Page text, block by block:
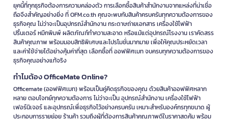
ยุคนี้ที่ทุกธุรกิจต้องการความคล่องตัว การเลือกซื้อสินค้าสำนักงานจากแหล่งที่น่าเชื่อ
ถือจึงสำคัญอย่างยิ่ง ที่ OFM.co.th คุณจะพบกับสินค้าครบครันทุกความต้องการของ
ธุรกิจคุณ ไม่ว่าจะเป็นอุปกรณ์สำนักงาน กระดาษถ่ายเอกสาร เครื่องใช้ไฟฟ้า
ปริ้นเตอร์ หมึกพิมพ์ ผลิตภัณฑ์ทำความสะอาด หรือแม้แต่อุปกรณ์โรงงาน เราคัดสรร
สินค้าคุณภาพ พร้อมมอบสิทธิพิเศษและโปรโมชั่นมากมาย เพื่อให้คุณประหยัดเวลา
และค่าใช้จ่ายได้อย่างคุ้มค่าที่สุด เลือกซื้อที่ ออฟฟิศเมท จบครบทุกความต้องการของ
ธุรกิจคุณอย่างแท้จริง
ทำไมต้อง OfficeMate Online?
Officemate (ออฟฟิศเมท) พร้อมเป็นคู่คิดธุรกิจของคุณ ด้วยสินค้าออฟฟิศหลาก
หลาย ตอบโจทย์ทุกความต้องการ ไม่ว่าจะเป็น อุปกรณ์สำนักงาน เครื่องใช้ไฟฟ้า
เฟอร์นิเจอร์ และอุปกรณ์เพื่อธุรกิจไว้อย่างครบครัน เหมาะสำหรับองค์กรทุกขนาด ผู้
ประกอบการรายย่อย ร้านค้า รวมถึงผู้ที่ต้องการสินค้าคุณภาพดีในราคาสุดคุ้ม พร้อม